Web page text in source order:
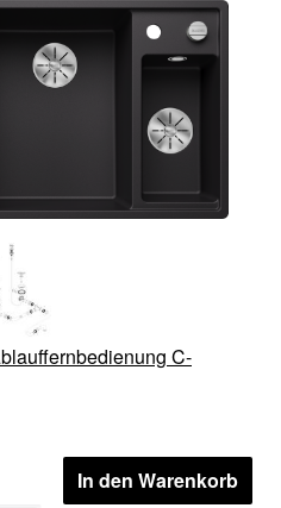
C-
In den Warenkorb